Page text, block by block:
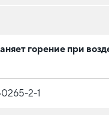
горение при
2-1